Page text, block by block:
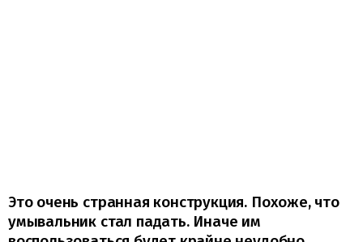
Это очень странная конструкция. Похоже, что
умывальник стал падать. Иначе им